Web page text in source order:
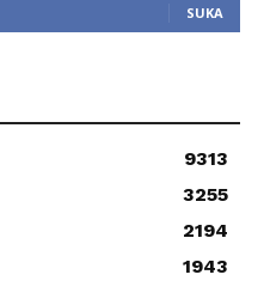
SUKA
9313
3255
2194
1943